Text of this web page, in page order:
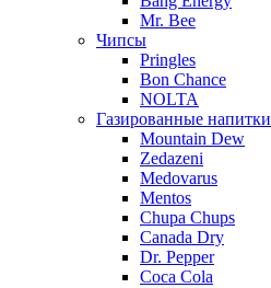
Mr. Bee
Чипсы
Pringles
Bon Chance
NOLTA
Газированные напитки
Mountain Dew
Zedazeni
Medovarus
Mentos
Chupa Chups
Canada Dry
Dr. Pepper
Coca Cola